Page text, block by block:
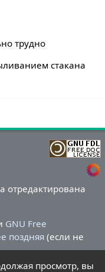
трудно
стакана
отредактирована
GNU Free
поздняя(если не
просмотр, вы